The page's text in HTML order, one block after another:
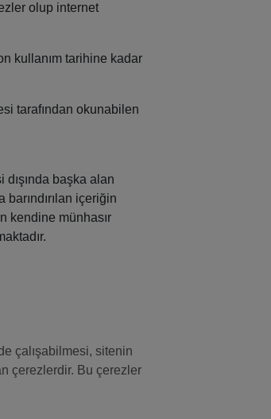
olup internet
kullanım tarihine kadar
tarafından okunabilen
başka alan
içeriğin
kendine münhasır
çalışabilmesi, sitenin
çerezlerdir. Bu çerezler